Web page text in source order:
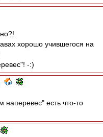
хорошо учившегося на
-:)
наперевес" есть что-то